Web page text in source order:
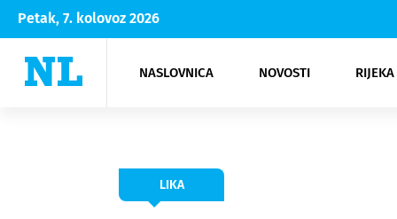
Petak, 7. kolovoz 2026
NASLOVNICA NOVOSTI
Rijeka Opatija
NK
Moda
Kultura
LIKA